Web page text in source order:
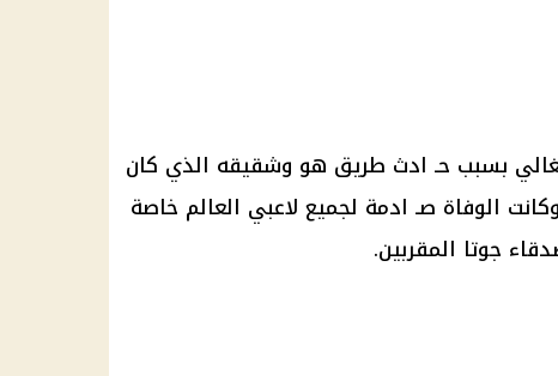
بسبب حـ ادث طريق هو وشقيقه الذي كان
الوفاة صـ ادمة لجميع لاعبي العالم خاصة
جوتا المقربين.